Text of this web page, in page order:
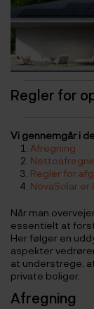
Regler for
Vi gennemgår i
Afregning
Regler for
NovaSolar
Når man
essentielt at
Her følger en
aspekter
at understrege,
private boliger.
Afregning